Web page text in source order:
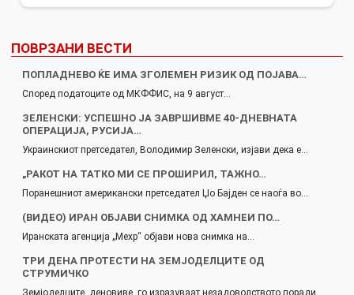
ПОВРЗАНИ ВЕСТИ
ПОПЛАДНЕВО ЌЕ ИМА ЗГОЛЕМЕН РИЗИК ОД ПОЈАВА…
Според податоците од МКФФИС, на 9 август…
ЗЕЛЕНСКИ: УСПЕШНО ЈА ЗАВРШИВМЕ 40-ДНЕВНАТА
ОПЕРАЦИЈА, РУСИЈА…
Украинскиот претседател, Володимир Зеленски, изјави дека е…
„РАКОТ НА ТАТКО МИ СЕ ПРОШИРИЛ, ТАЖНО…
Поранешниот американски претседател Џо Бајден се наоѓа во…
(ВИДЕО) ИРАН ОБЈАВИ СНИМКА ОД ХАМНЕИ ПО…
Иранската агенција „Мехр“ објави нова снимка на…
ТРИ ДЕНА ПРОТЕСТИ НА ЗЕМЈОДЕЛЦИТЕ ОД
СТРУМИЧКО